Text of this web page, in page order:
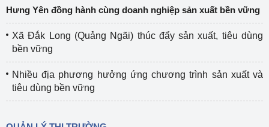
Hưng Yên đồng hành cùng doanh nghiệp sản xuất bền vững
Xã Đắk Long (Quảng Ngãi) thúc đẩy sản xuất, tiêu dùng
bền vững
Nhiều địa phương hưởng ứng chương trình sản xuất và
tiêu dùng bền vững